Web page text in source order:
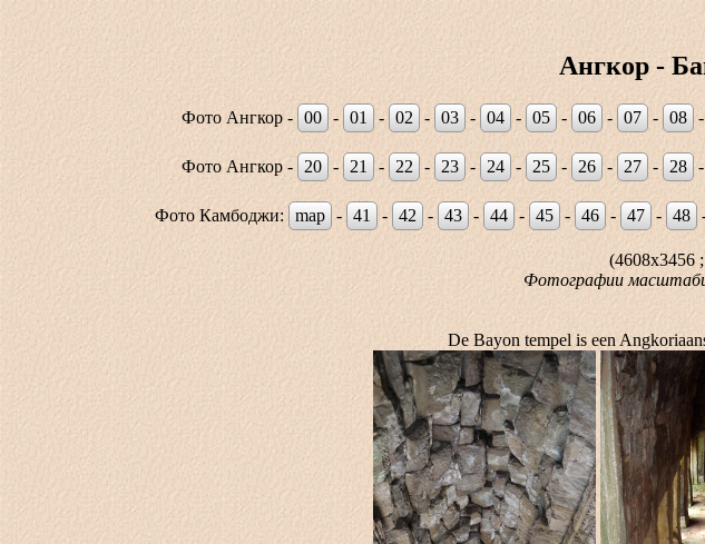
Ангкор -
Фото Ангкор - 00 - 01 - 02 - 03 - 04 - 05 - 06 - 07 - 08 -
Фото Ангкор - 20 - 21 - 22 - 23 - 24 - 25 - 26 - 27 - 28 -
Фото Камбоджи: map - 41 - 42 - 43 - 44 - 45 - 46 - 47 - 48
(4608x3456
Фотографии
De Bayon tempel is een